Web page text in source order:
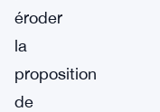
éroder
la
proposition
de